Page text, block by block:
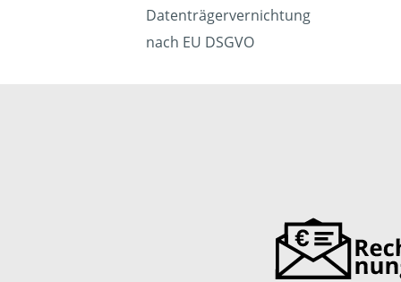
Datenträgervernichtung
nach EU DSGVO